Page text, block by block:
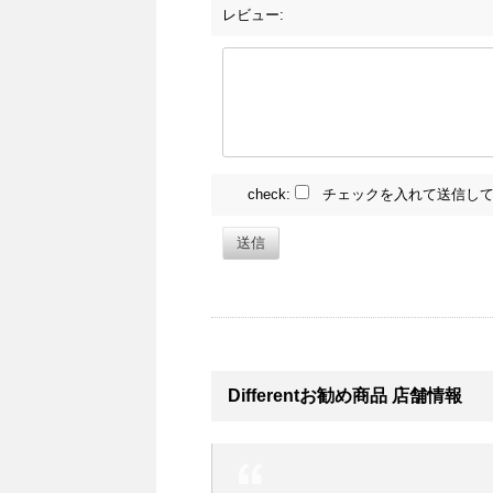
レビュー:
check: チェックを入れて送信して
送信
Differentお勧め商品 店舗情報